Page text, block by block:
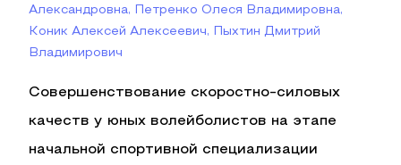
Александровна, Петренко Олеся Владимировна,
Коник Алексей Алексеевич, Пыхтин Дмитрий
Владимирович
Совершенствование скоростно-силовых
качеств у юных волейболистов на этапе
начальной спортивной специализации